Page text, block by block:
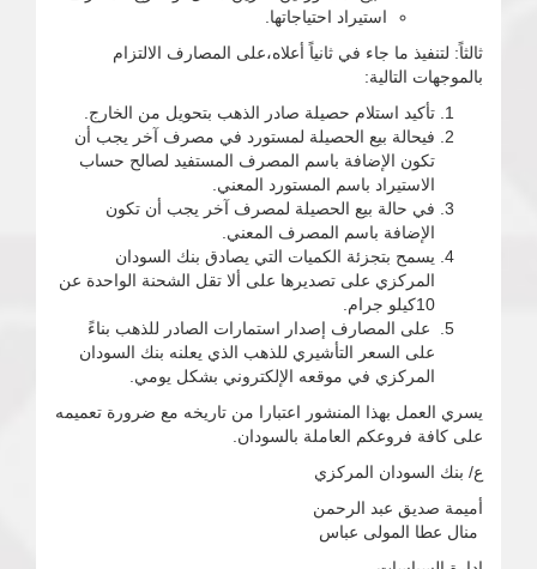
استيراد احتياجاتها.
ثالثاً: لتنفيذ ما جاء في ثانياً أعلاه،على المصارف الالتزام
بالموجهات التالية:
تأكيد استلام حصيلة صادر الذهب بتحويل من الخارج.
فيحالة بيع الحصيلة لمستورد في مصرف آخر يجب أن
تكون الإضافة باسم المصرف المستفيد لصالح حساب
الاستيراد باسم المستورد المعني.
في حالة بيع الحصيلة لمصرف آخر يجب أن تكون
الإضافة باسم المصرف المعني.
يسمح بتجزئة الكميات التي يصادق بنك السودان
المركزي على تصديرها على ألا تقل الشحنة الواحدة عن
10كيلو جرام.
على المصارف إصدار استمارات الصادر للذهب بناءً
على السعر التأشيري للذهب الذي يعلنه بنك السودان
المركزي في موقعه الإلكتروني بشكل يومي.
يسري العمل بهذا المنشور اعتبارا من تاريخه مع ضرورة تعميمه
على كافة فروعكم العاملة بالسودان.
ع/ بنك السودان المركزي
أميمة صديق عبد الرحمن
منال عطا المولى عباس